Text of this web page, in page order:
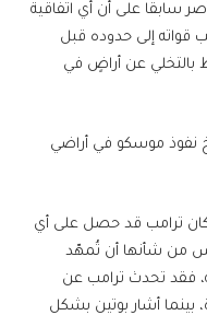
سابقا على أن أي اتفاقية
إلى حدوده قبل
ليس فقط بالتخلي عن أراضٍ في
نفوذ موسكو في أراضي
كان ترامب قد حصل على أي
من شأنها أن تُمهّد
فقد تحدث ترامب عن
بينما أشار بوتين بشكل